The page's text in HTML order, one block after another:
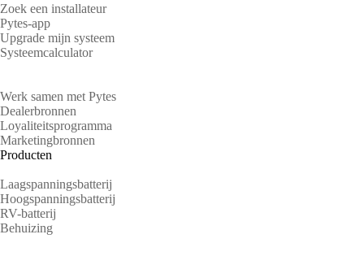
Zoek een installateur
Pytes-app
Upgrade mijn systeem
Systeemcalculator
Werk samen met Pytes
Dealerbronnen
Loyaliteitsprogramma
Marketingbronnen
Producten
Laagspanningsbatterij
Hoogspanningsbatterij
RV-batterij
Behuizing